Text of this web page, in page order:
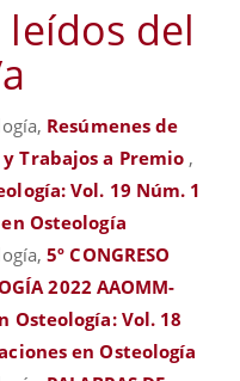
del
Resúmenes de
Trabajos a Premio ,
Vol. 19 Núm. 1
Osteología
5º CONGRESO
2022 AAOMM-
Osteología: Vol. 18
en Osteología